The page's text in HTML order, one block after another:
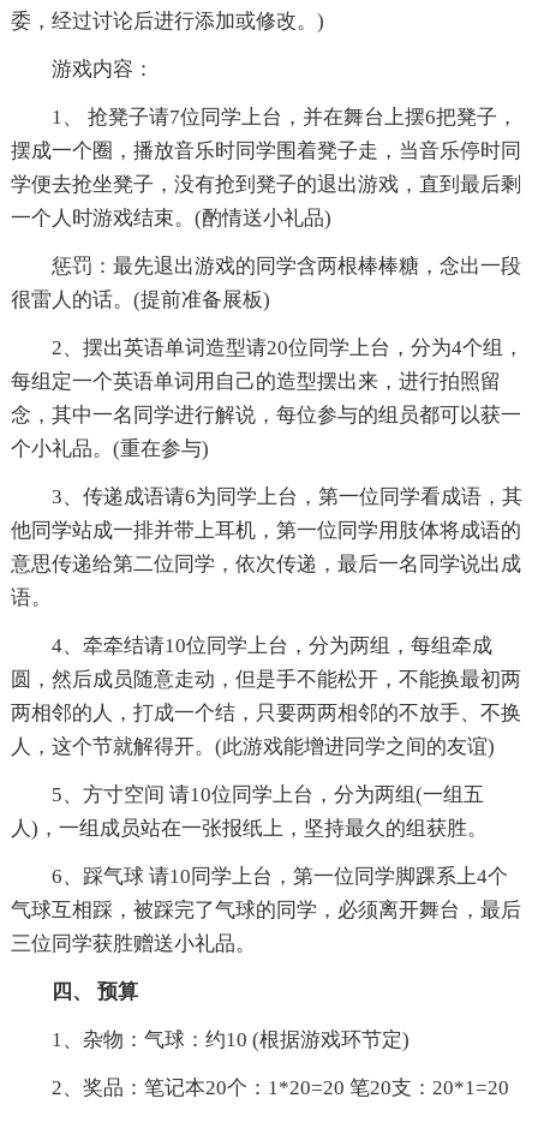
委，经过讨论后进行添加或修改。)
游戏内容：
1、 抢凳子请7位同学上台，并在舞台上摆6把凳子，
摆成一个圈，播放音乐时同学围着凳子走，当音乐停时同
学便去抢坐凳子，没有抢到凳子的退出游戏，直到最后剩
一个人时游戏结束。(酌情送小礼品)
惩罚：最先退出游戏的同学含两根棒棒糖，念出一段
很雷人的话。(提前准备展板)
2、摆出英语单词造型请20位同学上台，分为4个组，
每组定一个英语单词用自己的造型摆出来，进行拍照留
念，其中一名同学进行解说，每位参与的组员都可以获一
个小礼品。(重在参与)
3、传递成语请6为同学上台，第一位同学看成语，其
他同学站成一排并带上耳机，第一位同学用肢体将成语的
意思传递给第二位同学，依次传递，最后一名同学说出成
语。
4、牵牵结请10位同学上台，分为两组，每组牵成
圆，然后成员随意走动，但是手不能松开，不能换最初两
两相邻的人，打成一个结，只要两两相邻的不放手、不换
人，这个节就解得开。(此游戏能增进同学之间的友谊)
5、方寸空间 请10位同学上台，分为两组(一组五
人)，一组成员站在一张报纸上，坚持最久的组获胜。
6、踩气球 请10同学上台，第一位同学脚踝系上4个
气球互相踩，被踩完了气球的同学，必须离开舞台，最后
三位同学获胜赠送小礼品。
四、 预算
1、杂物：气球：约10 (根据游戏环节定)
2、奖品：笔记本20个：1*20=20 笔20支：20*1=20